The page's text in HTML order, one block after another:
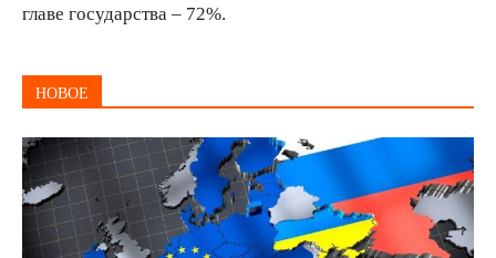
главе государства – 72%.
НОВОЕ